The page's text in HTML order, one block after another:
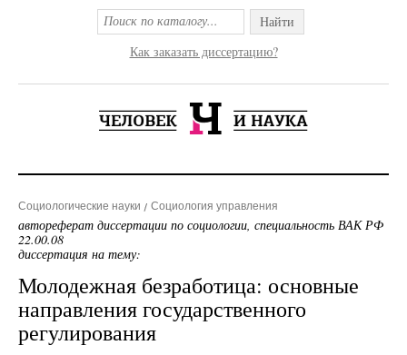
Найти
Как заказать диссертацию?
Социологические науки Социология управления
автореферат диссертации по социологии, специальность ВАК РФ
22.00.08
диссертация на тему:
Молодежная безработица: основные
направления государственного
регулирования